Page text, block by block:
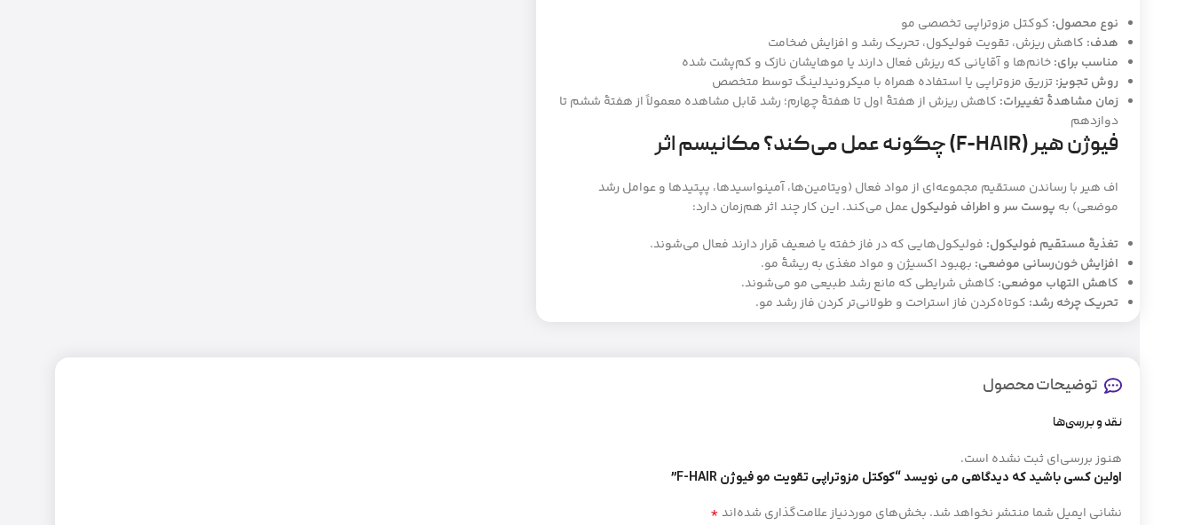
نوع محصول: کوکتل مزوتراپی تخصصی مو
هدف: کاهش ریزش، تقویت فولیکول، تحریک رشد و افزایش ضخامت
مناسب برای:خانم‌ها و آقایانی که ریزش فعال دارند یا موهایشان نازک و کم‌پشت شده
روش تجویز:تزریق مزوتراپی یا استفاده همراه با میکرونیدلینگ توسط متخصص
زمان مشاهدهٔ تغییرات: کاهش ریزش از هفتهٔ اول تا هفتهٔ چهارم؛ رشد قابل مشاهده معمولاً از هفتهٔ ششم تا
دوازدهم
فیوژن هیر (F-HAIR) چگونه عمل می‌کند؟ مکانیسم اثر
اف هیر با رساندن مستقیم مجموعه‌ای از مواد فعال (ویتامین‌ها، آمینواسیدها، پپتیدها و عوامل رشد
موضعی) به پوست سر و اطراف فولیکولعمل می‌کند. این کار چند اثر هم‌زمان دارد:
تغذیهٔ مستقیم فولیکول: فولیکول‌هایی که در فاز خفته یا ضعیف قرار دارند فعال می‌شوند.
افزایش خون‌رسانی موضعی: بهبود اکسیژن و مواد مغذی به ریشهٔ مو.
کاهش التهاب موضعی: کاهش شرایطی که مانع رشد طبیعی مو می‌شوند.
تحریک چرخه رشد: کوتاه‌کردن فاز استراحت و طولانی‌تر کردن فاز رشد مو.
توضیحات محصول
نقد و بررسی‌ها
هنوز بررسی‌ای ثبت نشده است.
اولین کسی باشید که دیدگاهی می نویسد “کوکتل مزوتراپی تقویت مو فیوژن F-HAIR”
نشانی ایمیل شما منتشر نخواهد شد. بخش‌های موردنیاز علامت‌گذاری شده‌اند*